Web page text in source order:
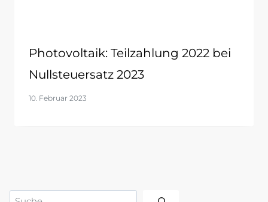
Photovoltaik: Teilzahlung 2022 bei
Nullsteuersatz 2023
10. Februar 2023
Suchen